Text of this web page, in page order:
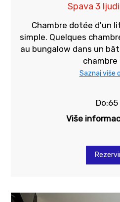
Spava 3
Chambre dotée d'un
simple. Quelques
au bungalow dans un
chambre
Saznaj više
Više